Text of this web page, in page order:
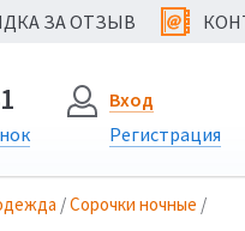
ЗА ОТЗЫВ @
Вход
Регистрация
/Сорочки ночные /